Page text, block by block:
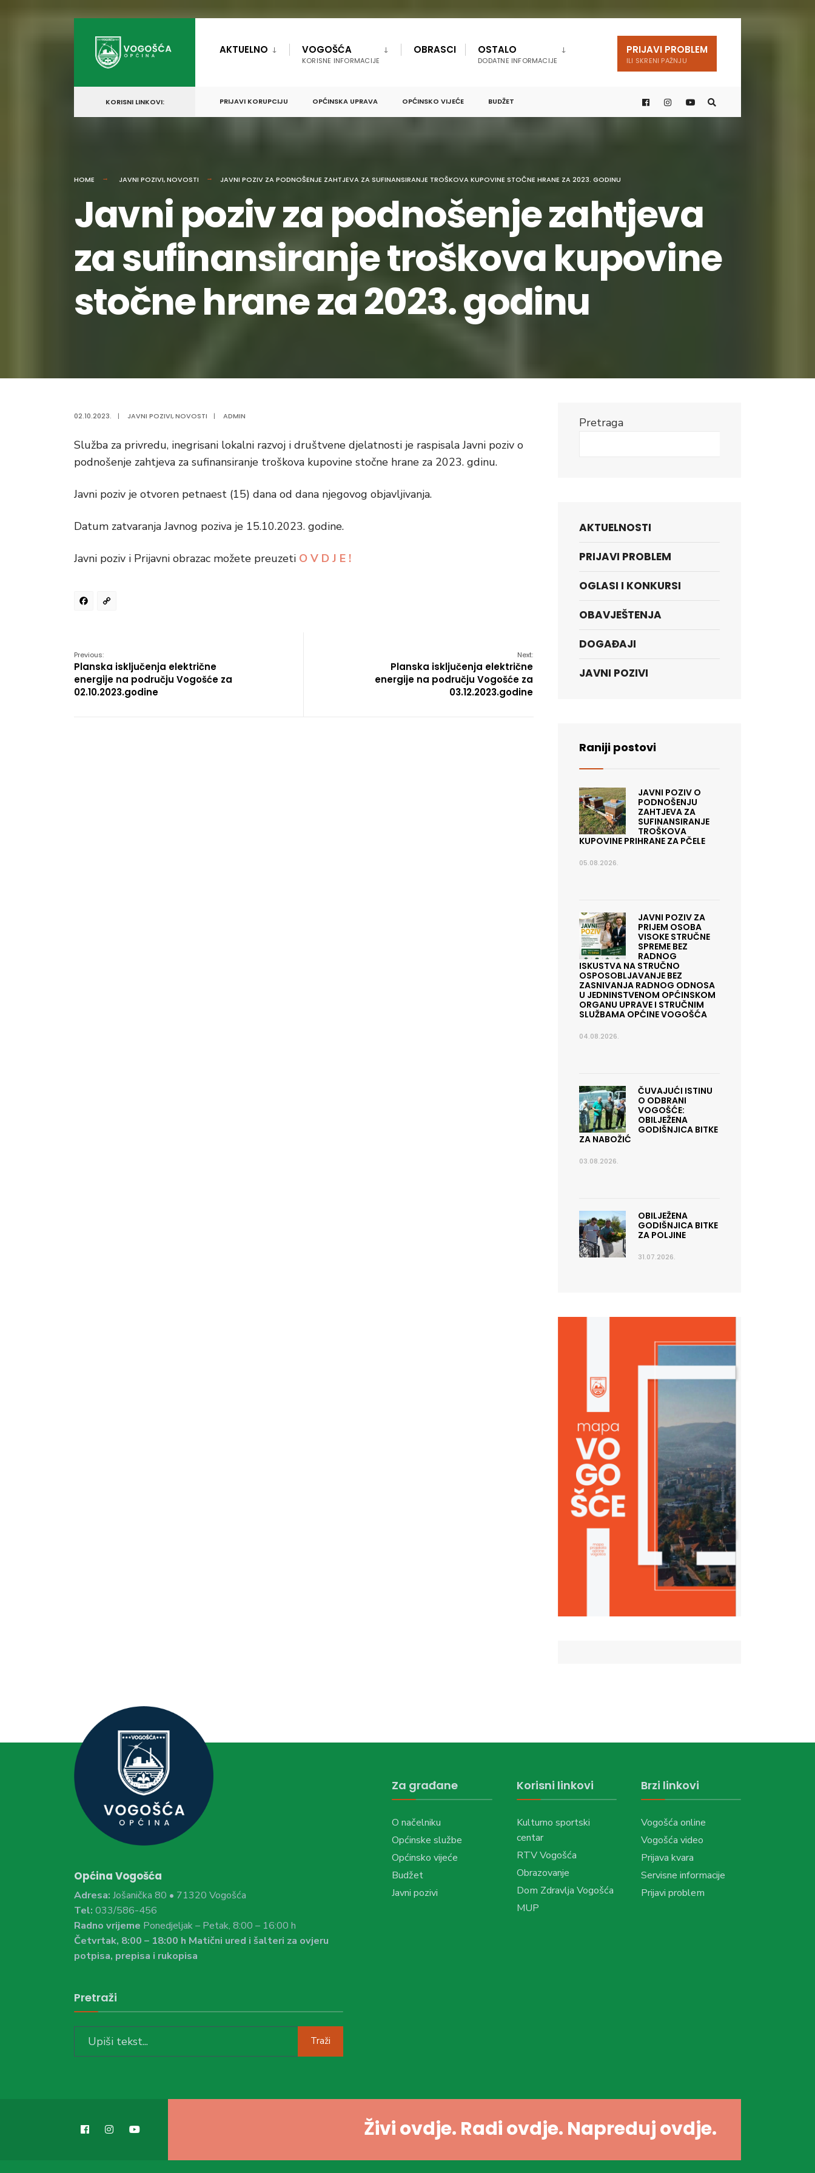
content
AKTUELNO VOGOŠĆA
KORISNE INFORMACIJE
OBRASCI OSTALO
DODATNE INFORMACIJE
PRIJAVI PROBLEM
ILI SKRENI PAŽNJU
KORISNI LINKOVI: PRIJAVI KORUPCIJU OPĆINSKA UPRAVA OPĆINSKO VIJEĆE BUDŽET
HOME JAVNI POZIVI,NOVOSTI JAVNI POZIV ZA PODNOŠENJE ZAHTJEVA ZA SUFINANSIRANJE TROŠKOVA KUPOVINE STOČNE HRANE ZA 2023. GODINU
Javni poziv za podnošenje zahtjeva
za sufinansiranje troškova kupovine
stočne hrane za 2023. godinu
02.10.2023. | JAVNI POZIVI,NOVOSTI | ADMIN
Služba za privredu, inegrisani lokalni razvoj i društvene djelatnosti je raspisala Javni poziv o
podnošenje zahtjeva za sufinansiranje troškova kupovine stočne hrane za 2023. gdinu.
Javni poziv je otvoren petnaest (15) dana od dana njegovog objavljivanja.
Datum zatvaranja Javnog poziva je 15.10.2023. godine.
Javni poziv i Prijavni obrazac možete preuzeti O V D J E !
Facebook
Previous:
Planska isključenja električne
energije na području Vogošće za
02.10.2023.godine
Next:
Planska isključenja električne
energije na području Vogošće za
03.12.2023.godine
Pretraga
AKTUELNOSTI
PRIJAVI PROBLEM
OGLASI I KONKURSI
OBAVJEŠTENJA
DOGAĐAJI
JAVNI POZIVI
Raniji postovi
JAVNI POZIV O
PODNOŠENJU
ZAHTJEVA ZA
SUFINANSIRANJE
TROŠKOVA
KUPOVINE PRIHRANE ZA PČELE
05.08.2026.
JAVNI POZIV ZA
PRIJEM OSOBA
VISOKE STRUČNE
SPREME BEZ
RADNOG
ISKUSTVA NA STRUČNO
OSPOSOBLJAVANJE BEZ
ZASNIVANJA RADNOG ODNOSA
U JEDNINSTVENOM OPĆINSKOM
ORGANU UPRAVE I STRUČNIM
SLUŽBAMA OPĆINE VOGOŠĆA
04.08.2026.
ČUVAJUĆI ISTINU
O ODBRANI
VOGOŠĆE:
OBILJEŽENA
GODIŠNJICA BITKE
ZA NABOŽIĆ
03.08.2026.
OBILJEŽENA
GODIŠNJICA BITKE
ZA POLJINE
31.07.2026.
Općina Vogošća
Adresa: Jošanička 80 • 71320 Vogošća
Tel: 033/586-456
Radno vrijeme Ponedjeljak – Petak, 8:00 – 16:00 h
Četvrtak, 8:00 – 18:00 h Matični ured i šalteri za ovjeru
potpisa, prepisa i rukopisa
Pretraži
Traži
Za građane
O načelniku
Općinske službe
Općinsko vijeće
Budžet
Javni pozivi
Korisni linkovi
Kulturno sportski
centar
RTV Vogošća
Obrazovanje
Dom Zdravlja Vogošća
MUP
Brzi linkovi
Vogošća online
Vogošća video
Prijava kvara
Servisne informacije
Prijavi problem
Živi ovdje. Radi ovdje. Napreduj ovdje.